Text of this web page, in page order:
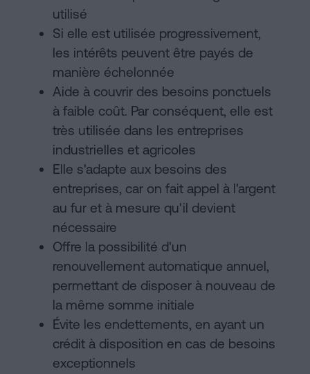
utilisé
Si elle est utilisée progressivement,
les intérêts peuvent être payés de
manière échelonnée
Aide à couvrir des besoins ponctuels
à faible coût. Par conséquent, elle est
très utilisée dans les entreprises
industrielles et agricoles
Elle s'adapte aux besoins des
entreprises, car on fait appel à l'argent
au fur et à mesure qu'il devient
nécessaire
Offre la possibilité d'un
renouvellement automatique annuel,
permettant de disposer à nouveau de
la même somme initiale
Évite les endettements, en ayant un
crédit à disposition en cas de besoins
exceptionnels